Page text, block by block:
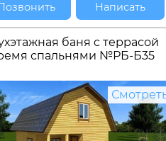
Написать
баня c террасой
спальнями №РБ-Б35